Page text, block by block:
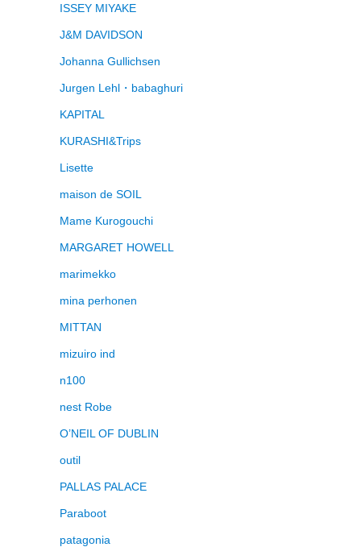
ISSEY MIYAKE
J&M DAVIDSON
Johanna Gullichsen
Jurgen Lehl・babaghuri
KAPITAL
KURASHI&Trips
Lisette
maison de SOIL
Mame Kurogouchi
MARGARET HOWELL
marimekko
mina perhonen
MITTAN
mizuiro ind
n100
nest Robe
O’NEIL OF DUBLIN
outil
PALLAS PALACE
Paraboot
patagonia